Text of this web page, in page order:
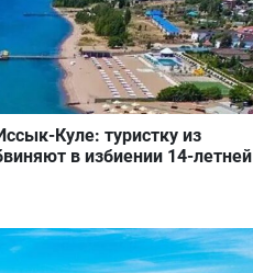
Куле: туристку из
в избиении 14-летней